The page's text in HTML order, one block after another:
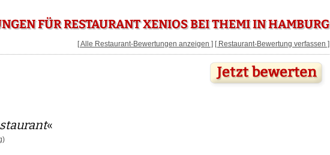
FÜR RESTAURANT XENIOS BEI THEMI IN HAMBURG
[ Alle Restaurant-Bewertungen anzeigen ] [ Restaurant-Bewertung verfassen ]
«